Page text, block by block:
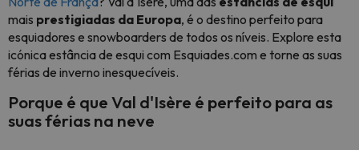
mais prestigiadas da Europa, é o destino perfeito para
esquiadores e snowboarders de todos os níveis. Explore esta
icónica estância de esqui com Esquiades.com e torne as suas
férias de inverno inesquecíveis.
Porque é que Val d'Isère é perfeito para as
suas férias na neve